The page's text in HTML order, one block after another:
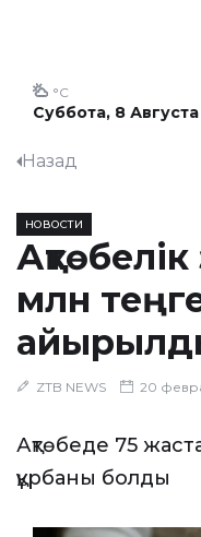
Суббота, 8 Августа
°C
Назад
НОВОСТИ
млн
ZTB NEWS 20
Ақтөбеде 75
құрбаны болды